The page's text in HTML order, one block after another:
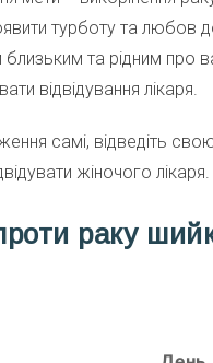
турботу та любов
та рідним про
відвідування лікаря.
самі, відведіть
жіночого лікаря.
раку